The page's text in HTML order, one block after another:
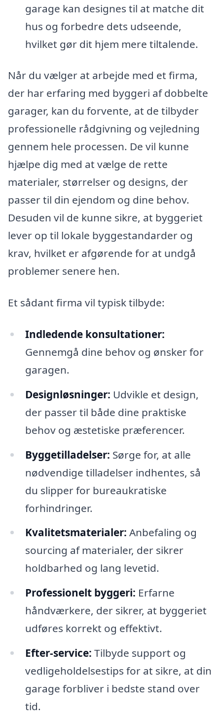
garage kan designes til at matche dit
hus og forbedre dets udseende,
hvilket gør dit hjem mere tiltalende.
Når du vælger at arbejde med et firma,
der har erfaring med byggeri af dobbelte
garager, kan du forvente, at de tilbyder
professionelle rådgivning og vejledning
gennem hele processen. De vil kunne
hjælpe dig med at vælge de rette
materialer, størrelser og designs, der
passer til din ejendom og dine behov.
Desuden vil de kunne sikre, at byggeriet
lever op til lokale byggestandarder og
krav, hvilket er afgørende for at undgå
problemer senere hen.
Et sådant firma vil typisk tilbyde:
Indledende konsultationer:
Gennemgå dine behov og ønsker for
garagen.
Designløsninger: Udvikle et design,
der passer til både dine praktiske
behov og æstetiske præferencer.
Byggetilladelser: Sørge for, at alle
nødvendige tilladelser indhentes, så
du slipper for bureaukratiske
forhindringer.
Kvalitetsmaterialer: Anbefaling og
sourcing af materialer, der sikrer
holdbarhed og lang levetid.
Professionelt byggeri: Erfarne
håndværkere, der sikrer, at byggeriet
udføres korrekt og effektivt.
Efter-service: Tilbyde support og
vedligeholdelsestips for at sikre, at din
garage forbliver i bedste stand over
tid.